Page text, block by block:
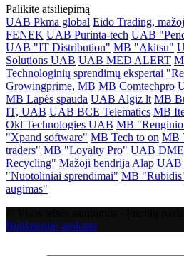
Palikite atsiliepimą
UAB Pkma global Eido Trading,
FENEK UAB Purinta-tech UAB
UAB "IT Distribution" MB "Akitsu"
Solutions UAB UAB MED ALERT
Technologinių sprendimų ekspertai
Growingprime, MB MB Comtechpro
MB Lapės spauda UAB Algiz lt MB
IT, UAB UAB BCE Telematics MB
Okl Technologies UAB MB
"Xpand software" MB Tech to on MB
traders" MB "Loyalty Pro" UAB
Recycling" Mažoji bendrija Alap UAB
"Nuotoliniai sprendimai" MB
augimas"
Buhlaterinė apskaita